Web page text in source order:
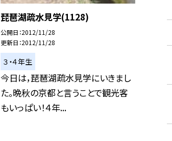
琵琶湖疏水見学(1128)
公開日 2012/11/28
更新日 2012/11/28
３・４年生
今日は，琵琶湖疏水見学にいきまし
た。晩秋の京都と言うことで観光客
もいっぱい！４年...